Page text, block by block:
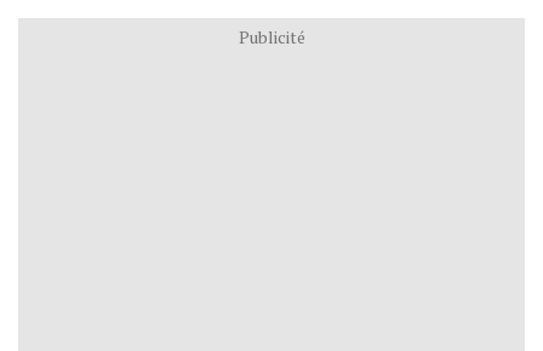
Publicité